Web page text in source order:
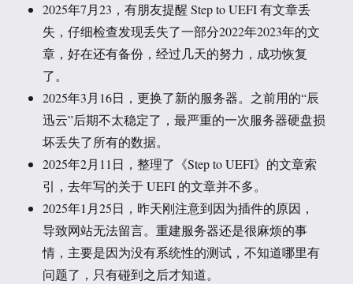
2025年7月23，有朋友提醒 Step to UEFI 有文章丢
失，仔细检查发现丢失了一部分2022年2023年的文
章，好在还有备份，经过几天的努力，成功恢复
了。
2025年3月16日，更换了新的服务器。之前用的“辰
迅云”后期不太稳定了，最严重的一次服务器硬盘损
坏丢失了所有的数据。
2025年2月11日，整理了《Step to UEFI》的文章索
引，去年写的关于 UEFI 的文章并不多。
2025年1月25日，昨天刚注意到因为插件的原因，
导致网站无法留言。重建服务器还是很麻烦的事
情，主要是因为没有系统性的测试，不知道哪里有
问题了，只有碰到之后才知道。